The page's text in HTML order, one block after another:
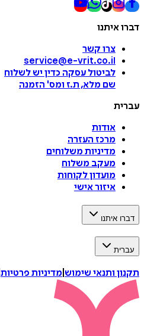
דברו איתנו
צרו קשר
service@e-vrit.co.il
לביטול עסקה כדין יש לשלוח
שם מלא, ת.ז ומס' הזמנה
עברית
אודות
מרכז העזרה
מדיניות משלוחים
מעקב משלוח
מועדון לקוחות
איזור אישי
דברו איתנו
עברית
תקנון ותנאי שימוש מדיניות פרטיות